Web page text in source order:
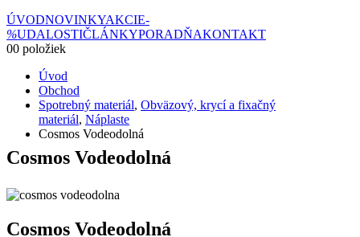
ÚVODNOVINKYAKCIE-
%UDALOSTIČLÁNKYPORADŇAKONTAKT
00 položiek
Úvod
Obchod
Spotrebný materiál, Obväzový, krycí a fixačný
materiál, Náplaste
Cosmos Vodeodolná
Cosmos Vodeodolná
Cosmos Vodeodolná